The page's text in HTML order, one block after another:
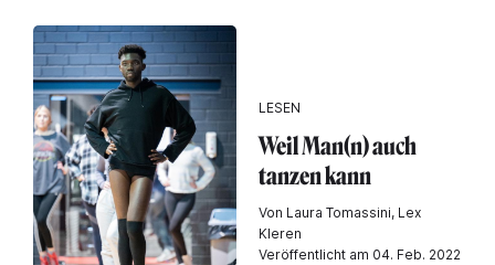
LESEN
Weil Man(n) auch
tanzen kann
Von Laura Tomassini, Lex
Kleren
Veröffentlicht am 04. Feb. 2022